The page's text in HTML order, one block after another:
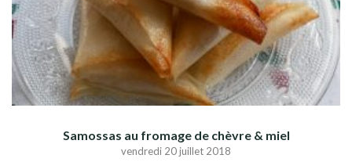
Samossas au fromage de chèvre & miel
vendredi 20 juillet 2018